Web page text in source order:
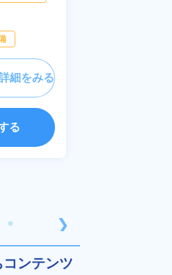
細をみる
る
❯
ンテンツ